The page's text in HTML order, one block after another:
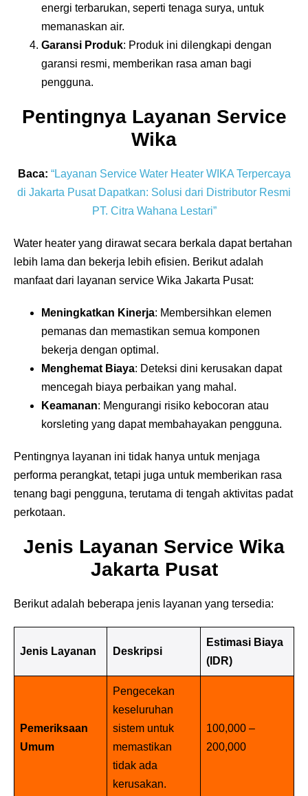
energi terbarukan, seperti tenaga surya, untuk
memanaskan air.
Garansi Produk: Produk ini dilengkapi dengan
garansi resmi, memberikan rasa aman bagi
pengguna.
Pentingnya Layanan Service
Wika
Baca: “Layanan Service Water Heater WIKA Terpercaya
di Jakarta Pusat Dapatkan: Solusi dari Distributor Resmi
PT. Citra Wahana Lestari”
Water heater yang dirawat secara berkala dapat bertahan
lebih lama dan bekerja lebih efisien. Berikut adalah
manfaat dari layanan service Wika Jakarta Pusat:
Meningkatkan Kinerja: Membersihkan elemen
pemanas dan memastikan semua komponen
bekerja dengan optimal.
Menghemat Biaya: Deteksi dini kerusakan dapat
mencegah biaya perbaikan yang mahal.
Keamanan: Mengurangi risiko kebocoran atau
korsleting yang dapat membahayakan pengguna.
Pentingnya layanan ini tidak hanya untuk menjaga
performa perangkat, tetapi juga untuk memberikan rasa
tenang bagi pengguna, terutama di tengah aktivitas padat
perkotaan.
Jenis Layanan Service Wika
Jakarta Pusat
Berikut adalah beberapa jenis layanan yang tersedia:
Jenis Layanan Deskripsi
Estimasi Biaya
(IDR)
Pemeriksaan
Umum
Pengecekan
keseluruhan
sistem untuk
memastikan
tidak ada
kerusakan.
100,000 –
200,000